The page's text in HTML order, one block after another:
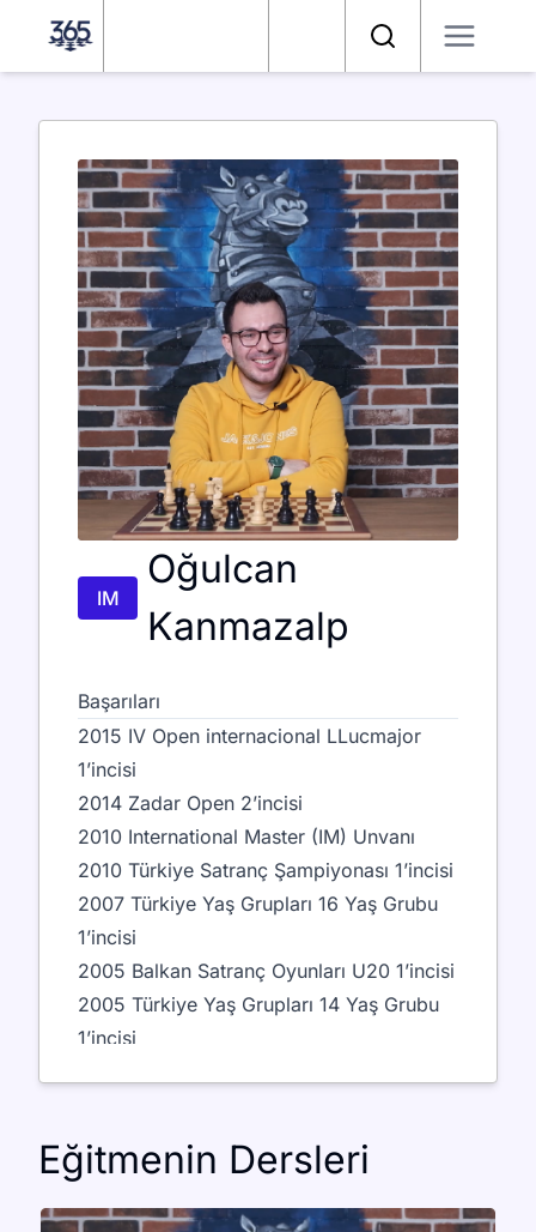
Arama
IM
Oğulcan
Kanmazalp
Başarıları
2015 IV Open internacional LLucmajor
1’incisi
2014 Zadar Open 2’incisi
2010 International Master (IM) Unvanı
2010 Türkiye Satranç Şampiyonası 1’incisi
2007 Türkiye Yaş Grupları 16 Yaş Grubu
1’incisi
2005 Balkan Satranç Oyunları U20 1’incisi
2005 Türkiye Yaş Grupları 14 Yaş Grubu
1’incisi
Eğitmenin Dersleri